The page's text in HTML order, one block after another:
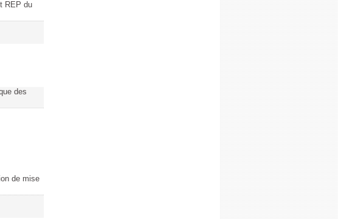
REP du
des
de mise